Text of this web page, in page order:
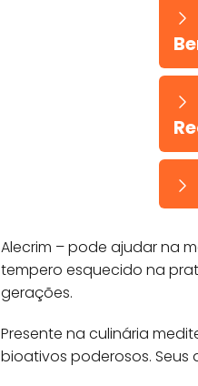
Alecrim – pode ajudar na
tempero esquecido na
gerações.
Presente na culinária
bioativos poderosos. Seus